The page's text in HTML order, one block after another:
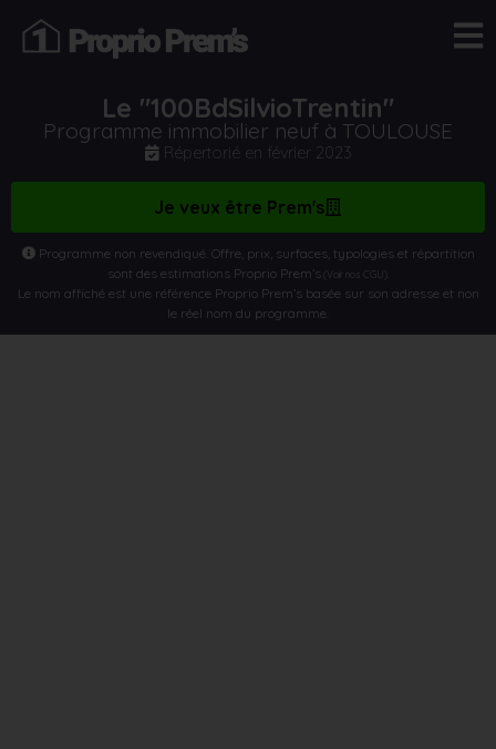
Le "100BdSilvioTrentin"
Programme immobilier neuf à TOULOUSE
Répertorié en février 2023
Je veux être Prem's
Programme non revendiqué. Offre, prix, surfaces, typologies et répartition
sont des estimations Proprio Prem’s(Voir nos CGU)
Le nom affiché est une référence Proprio Prem’s basée sur son adresse et non
le réel nom du programme.